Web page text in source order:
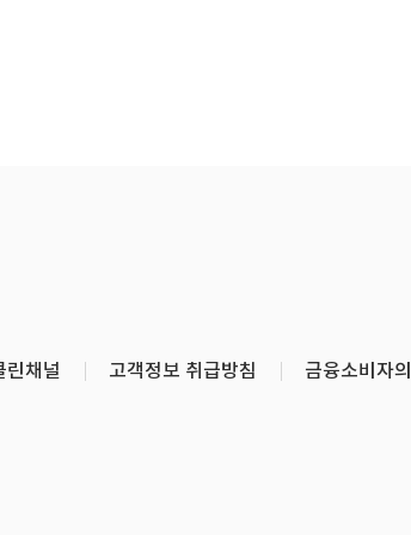
린채널 고객정보 취급방침 금융소비자